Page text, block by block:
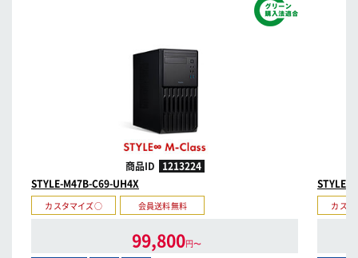
商品ID
1213224
STYLE-M47B-C69-UH4X
カスタマイズ○ 会員送料無料
99,800円〜
STYLE-
カス